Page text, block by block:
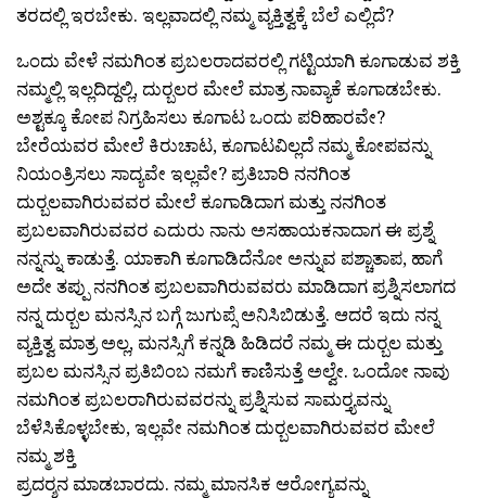
ತರದಲ್ಲಿ ಇರಬೇಕು. ಇಲ್ಲವಾದಲ್ಲಿ ನಮ್ಮ ವ್ಯಕ್ತಿತ್ವಕ್ಕೆ ಬೆಲೆ ಎಲ್ಲಿದೆ?
ಒಂದು ವೇಳೆ ನಮಗಿಂತ ಪ್ರಬಲರಾದವರಲ್ಲಿ ಗಟ್ಟಿಯಾಗಿ ಕೂಗಾಡುವ ಶಕ್ತಿ
ನಮ್ಮಲ್ಲಿ ಇಲ್ಲದಿದ್ದಲ್ಲಿ, ದುರ‍್ಬಲರ ಮೇಲೆ ಮಾತ್ರ ನಾವ್ಯಾಕೆ ಕೂಗಾಡಬೇಕು.
ಅಶ್ಟಕ್ಕೂ ಕೋಪ ನಿಗ್ರಹಿಸಲು ಕೂಗಾಟ ಒಂದು ಪರಿಹಾರವೇ?
ಬೇರೆಯವರ ಮೇಲೆ ಕಿರುಚಾಟ, ಕೂಗಾಟವಿಲ್ಲದೆ ನಮ್ಮ ಕೋಪವನ್ನು
ನಿಯಂತ್ರಿಸಲು ಸಾದ್ಯವೇ ಇಲ್ಲವೇ? ಪ್ರತಿಬಾರಿ ನನಗಿಂತ
ದುರ‍್ಬಲವಾಗಿರುವವರ ಮೇಲೆ ಕೂಗಾಡಿದಾಗ ಮತ್ತು ನನಗಿಂತ
ಪ್ರಬಲವಾಗಿರುವವರ ಎದುರು ನಾನು ಅಸಹಾಯಕನಾದಾಗ ಈ ಪ್ರಶ್ನೆ
ನನ್ನನ್ನು ಕಾಡುತ್ತೆ. ಯಾಕಾಗಿ ಕೂಗಾಡಿದೆನೋ ಅನ್ನುವ ಪಶ್ಚಾತಾಪ, ಹಾಗೆ
ಅದೇ ತಪ್ಪು ನನಗಿಂತ ಪ್ರಬಲವಾಗಿರುವವರು ಮಾಡಿದಾಗ ಪ್ರಶ್ನಿಸಲಾಗದ
ನನ್ನ ದುರ‍್ಬಲ ಮನಸ್ಸಿನ ಬಗ್ಗೆ ಜುಗುಪ್ಸೆ ಅನಿಸಿಬಿಡುತ್ತೆ. ಆದರೆ ಇದು ನನ್ನ
ವ್ಯಕ್ತಿತ್ವ ಮಾತ್ರ ಅಲ್ಲ, ಮನಸ್ಸಿಗೆ ಕನ್ನಡಿ ಹಿಡಿದರೆ ನಮ್ಮ ಈ ದುರ‍್ಬಲ ಮತ್ತು
ಪ್ರಬಲ ಮನಸ್ಸಿನ ಪ್ರತಿಬಿಂಬ ನಮಗೆ ಕಾಣಿಸುತ್ತೆ ಅಲ್ವೇ. ಒಂದೋ ನಾವು
ನಮಗಿಂತ ಪ್ರಬಲರಾಗಿರುವವರನ್ನು ಪ್ರಶ್ನಿಸುವ ಸಾಮರ‍್ತ್ಯವನ್ನು
ಬೆಳೆಸಿಕೊಳ್ಳಬೇಕು, ಇಲ್ಲವೇ ನಮಗಿಂತ ದುರ‍್ಬಲವಾಗಿರುವವರ ಮೇಲೆ
ನಮ್ಮ ಶಕ್ತಿ
ಪ್ರದರ‍್ಶನ ಮಾಡಬಾರದು. ನಮ್ಮ ಮಾನಸಿಕ ಆರೋಗ್ಯವನ್ನು